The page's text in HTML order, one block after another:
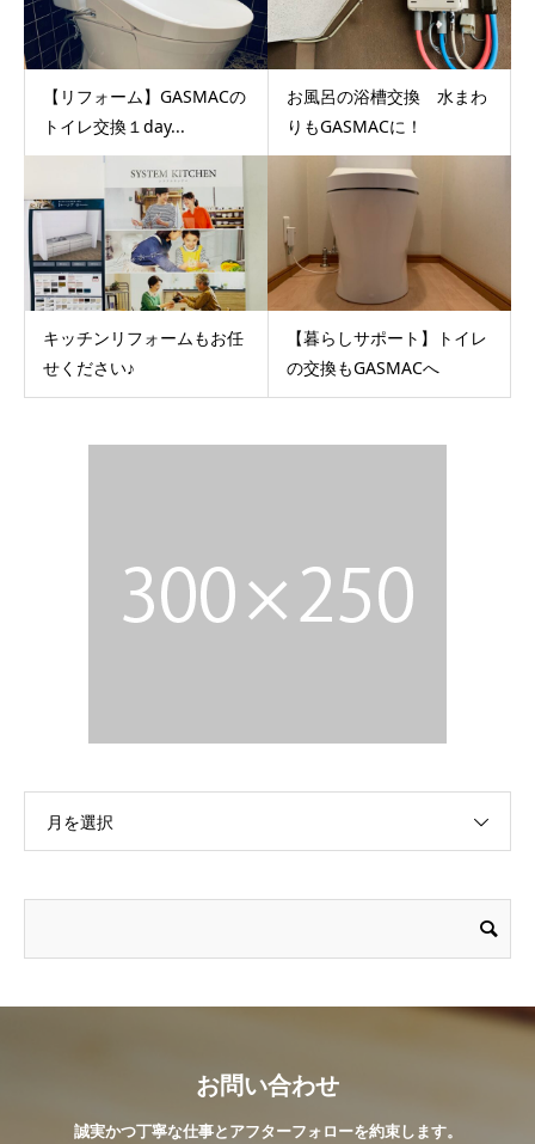
【リフォーム】GASMACの
トイレ交換１day...
お風呂の浴槽交換 水まわ
りもGASMACに！
キッチンリフォームもお任
せください♪
【暮らしサポート】トイレ
の交換もGASMACへ
月を選択
お問い合わせ
誠実かつ丁寧な仕事とアフターフォローを約束します。